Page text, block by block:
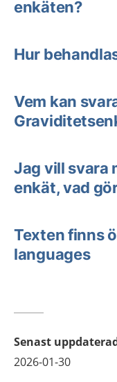
enkäten?
Hur
Vem kan
Jag vill svara
enkät, vad
Texten finns
languages
Senast
2026-01-30